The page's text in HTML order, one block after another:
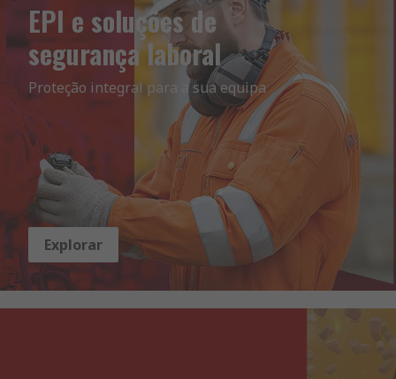
EPI e soluções de
segurança laboral
Proteção integral para a sua equipa
Explorar